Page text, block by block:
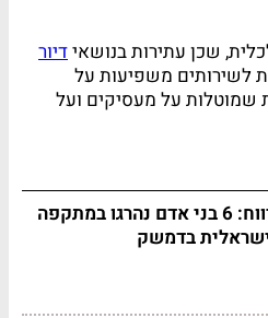
שכן עתירות בנושאידיור
לשירותים משפיעות על
שמוטלות על מעסיקים ועל
דיווח: 6 בני אדם נהרגו במתקפה
בדמשק